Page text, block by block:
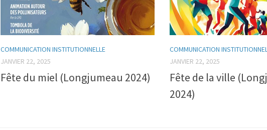
COMMUNICATION INSTITUTIONNELLE
JANVIER 22, 2025
Fête du miel (Longjumeau 2024)
COMMUNICATION
JANVIER 22, 2025
Fête de la ville
2024)